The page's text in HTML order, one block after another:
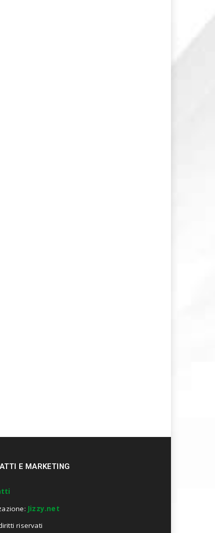
E MARKETING
Jizzy.net
riservati